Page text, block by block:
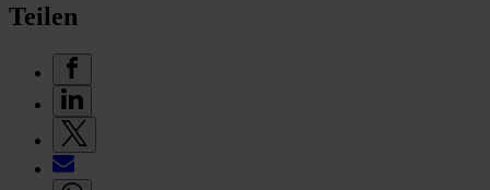
Teilen